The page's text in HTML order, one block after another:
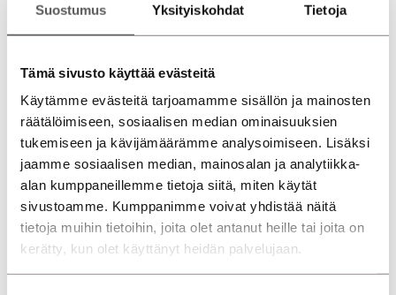
Suostumus Yksityiskohdat Tietoja
Tämä sivusto käyttää evästeitä
Käytämme evästeitä tarjoamamme sisällön ja mainosten
räätälöimiseen, sosiaalisen median ominaisuuksien
tukemiseen ja kävijämäärämme analysoimiseen. Lisäksi
jaamme sosiaalisen median, mainosalan ja analytiikka-
alan kumppaneillemme tietoja siitä, miten käytät
sivustoamme. Kumppanimme voivat yhdistää näitä
tietoja muihin tietoihin, joita olet antanut heille tai joita on
kerätty, kun olet käyttänyt heidän palvelujaan.
Varaa merkkihuolto tästä
Huolla nyt, maksa myöhemmin
MyDiili Huolettomalla saat ostoksille 30–60